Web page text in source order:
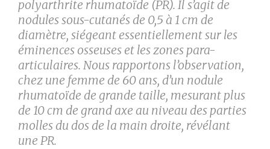
polyarthrite rhumatoïde (PR). Il s’agit de
nodules sous-cutanés de 0,5 à 1 cm de
diamètre, siégeant essentiellement sur les
éminences osseuses et les zones para-
articulaires. Nous rapportons l’observation,
chez une femme de 60 ans, d’un nodule
rhumatoïde de grande taille, mesurant plus
de 10 cm de grand axe au niveau des parties
molles du dos de la main droite, révélant
une PR.